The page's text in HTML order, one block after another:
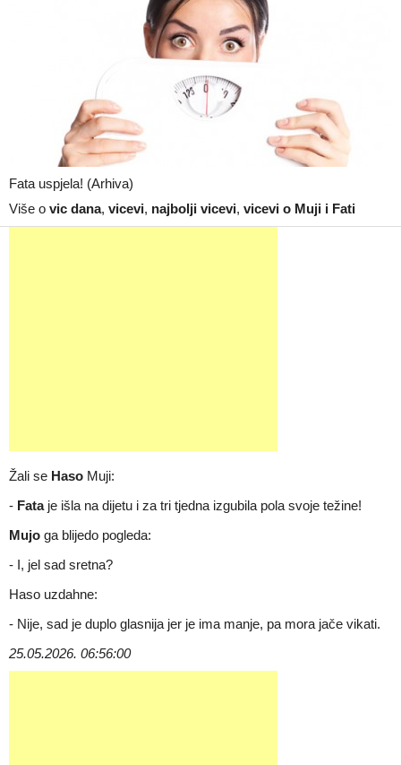
Fata uspjela! (Arhiva)
Više o vic dana, vicevi, najbolji vicevi, vicevi o Muji i Fati
Žali se Haso Muji:
- Fata je išla na dijetu i za tri tjedna izgubila pola svoje težine!
Mujo ga blijedo pogleda:
- I, jel sad sretna?
Haso uzdahne:
- Nije, sad je duplo glasnija jer je ima manje, pa mora jače vikati.
25.05.2026. 06:56:00